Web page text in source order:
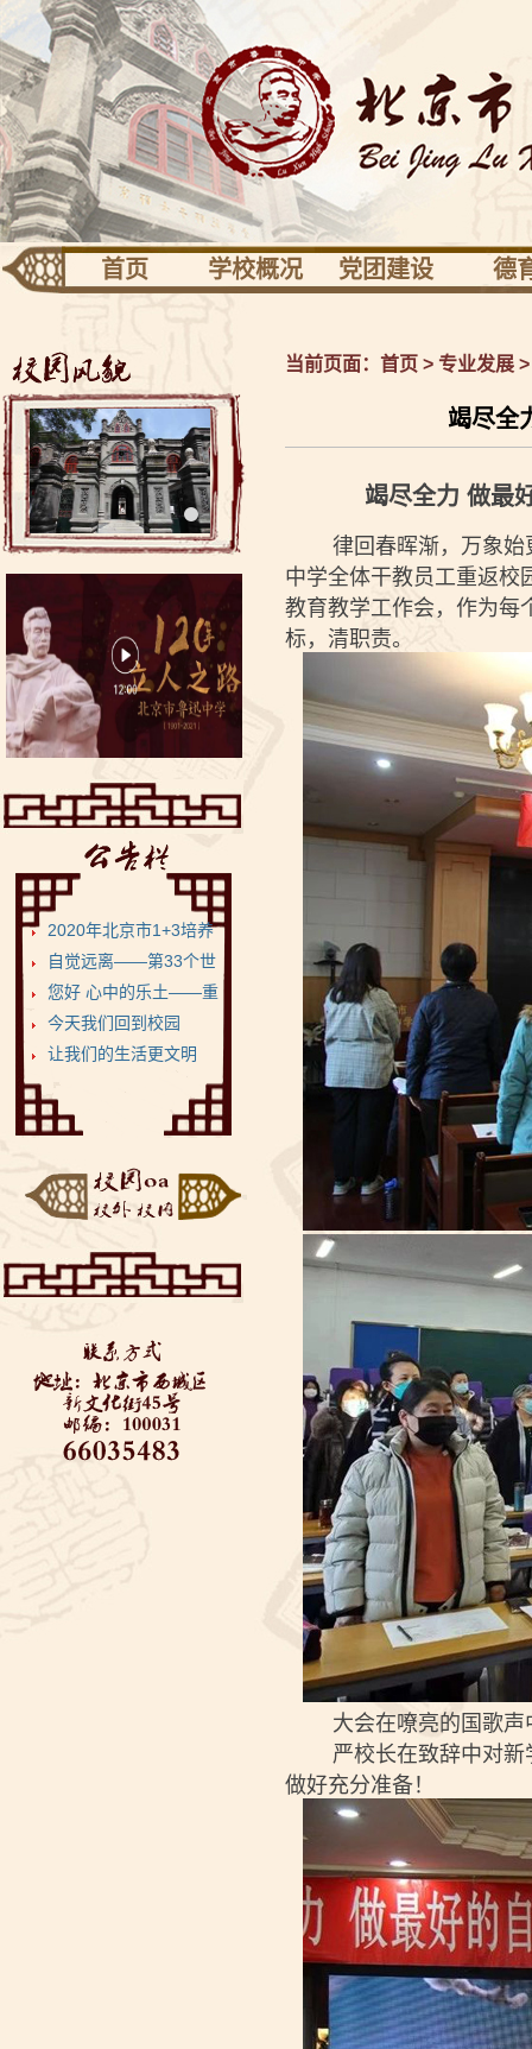
首页 学校概况
学校识别
关于校园
校长信息
校友园地
党团建设
党建
工会之家
德
德育
健康
2020年北京市1+3培养
试验项目•鲁迅...
自觉远离——第33个世
界无烟日
您好 心中的乐土——重
返健康美丽的菁菁校...
今天我们回到校园
让我们的生活更文明
推...“云端阅享”——来自同
学们的好书推荐
博疫有我——记2020届
初三毕业考
校进行防疫安全检查—...
全力支持 万千保障——
金融街道向学校捐赠...
“艺”心抗疫 “艺”同成长
当前页面： 首页 > 专业发展
竭尽全
竭尽全力 做最
律回春晖渐，万象始更
中学全体干教员工重返校
教育教学工作会，作为每
标，清职责。
大会在嘹亮的国歌声
严校长在致辞中对新学
做好充分准备！